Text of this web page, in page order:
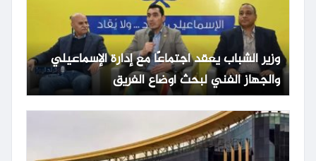
وزير الشباب يعقد اجتماعًا مع إدارة الإسماعيلي
والجهاز الفني لبحث أوضاع الفريق